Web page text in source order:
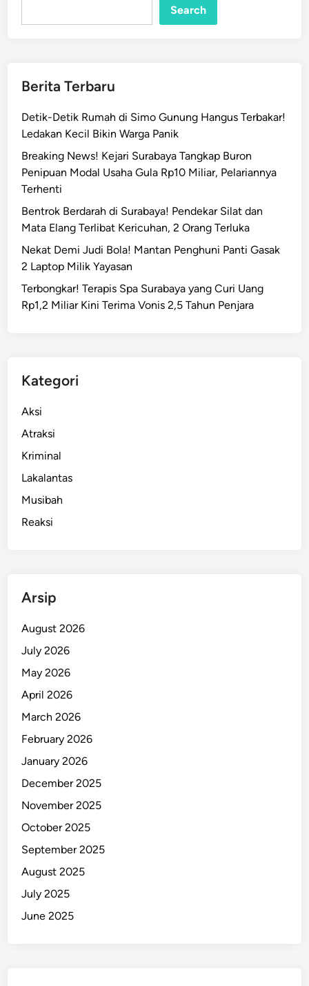
Search
Berita Terbaru
Detik-Detik Rumah di Simo Gunung Hangus Terbakar!
Ledakan Kecil Bikin Warga Panik
Breaking News! Kejari Surabaya Tangkap Buron
Penipuan Modal Usaha Gula Rp10 Miliar, Pelariannya
Terhenti
Bentrok Berdarah di Surabaya! Pendekar Silat dan
Mata Elang Terlibat Kericuhan, 2 Orang Terluka
Nekat Demi Judi Bola! Mantan Penghuni Panti Gasak
2 Laptop Milik Yayasan
Terbongkar! Terapis Spa Surabaya yang Curi Uang
Rp1,2 Miliar Kini Terima Vonis 2,5 Tahun Penjara
Kategori
Aksi
Atraksi
Kriminal
Lakalantas
Musibah
Reaksi
Arsip
August 2026
July 2026
May 2026
April 2026
March 2026
February 2026
January 2026
December 2025
November 2025
October 2025
September 2025
August 2025
July 2025
June 2025